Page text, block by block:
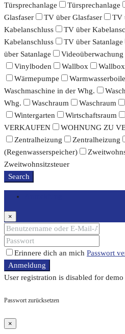
Türsprechanlage
Türsprechanlage
Glasfaser
TV über Glasfaser TV
Kabelanschluss
TV über
Kabelanschluss
TV über Satanlage
über Satanlage
Videoüberwachung
Vinylboden
Wallbox Wallbox
Wärmepumpe
Waschmaschine in der Whg.
Whg.
Waschraum Waschraum
Wintergarten
Wirtschaftsraum
VERKAUFEN
WOHNUNG ZU
Zentralheizung
Zentralheizung
(Regenwasserspeicher)
Zweitwohnsitzsteuer
Search
×
Erinnere dich an mich Passwort
Anmeldung
User registration is disabled for demo
Passwort zurücksetzen
×